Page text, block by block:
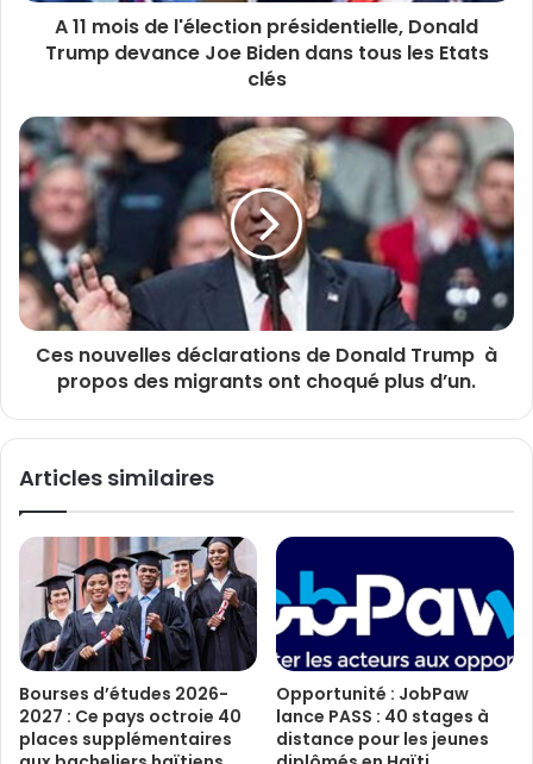
A 11 mois de l'élection présidentielle, Donald
Trump devance Joe Biden dans tous les Etats
clés
Ces nouvelles déclarations de Donald Trump à
propos des migrants ont choqué plus d’un.
Articles similaires
Bourses d’études 2026-
2027 : Ce pays octroie 40
places supplémentaires
Opportunité : JobPaw
lance PASS : 40 stages à
distance pour les jeunes